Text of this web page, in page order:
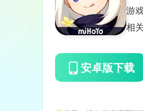
游
相
安卓版下载